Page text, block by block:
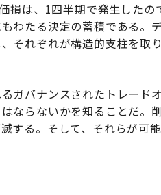
損は、1四半期で発生した
わたる決定の蓄積である。
それぞれが構造的支柱を取
ガバナンスされたトレード
ならないかを知ることだ。
する。そして、それらが可